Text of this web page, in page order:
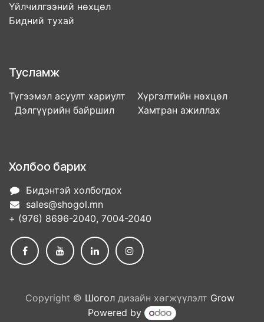
Үйлчилгээний нөхцөл
Бидний тухай
Тусламж
Түгээмэл асуулт хариулт Хүргэлтийн нөхцөл
Дэлгүүрийн байршил Хамтран ажиллах
Холбоо барих
Бидэнтэй холбогдох
sales@shogol.mn
+ (976) 8696-2040, 7004-2040
Copyright © Шоголдизайн хөгжүүлэлт Grow
Powered by